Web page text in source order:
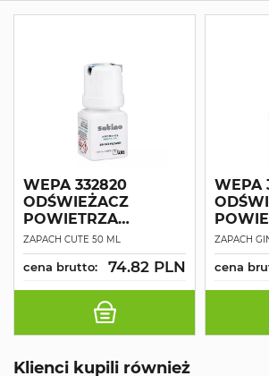
WEPA 332820
ODŚWIEŻACZ
POWIETRZA
PREMIUM
ZAPACH CUTE 50 ML
cena brutto: 74.82 PLN
WEPA
ZAPACH
cena
Klienci kupili również